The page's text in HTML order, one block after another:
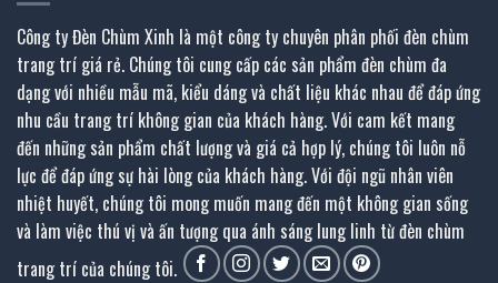
Công ty Đèn Chùm Xinh là một công ty chuyên phân phối đèn chùm
trang trí giá rẻ. Chúng tôi cung cấp các sản phẩm đèn chùm đa
dạng với nhiều mẫu mã, kiểu dáng và chất liệu khác nhau để đáp ứng
nhu cầu trang trí không gian của khách hàng. Với cam kết mang
đến những sản phẩm chất lượng và giá cả hợp lý, chúng tôi luôn nỗ
lực để đáp ứng sự hài lòng của khách hàng. Với đội ngũ nhân viên
nhiệt huyết, chúng tôi mong muốn mang đến một không gian sống
và làm việc thú vị và ấn tượng qua ánh sáng lung linh từ đèn chùm
trang trí của chúng tôi.